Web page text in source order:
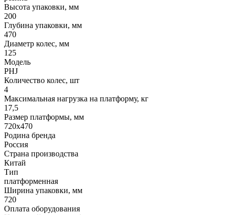
Высота упаковки, мм
200
Глубина упаковки, мм
470
Диаметр колес, мм
125
Модель
PHJ
Количество колес, шт
4
Максимальная нагрузка на платформу, кг
17,5
Размер платформы, мм
720х470
Родина бренда
Россия
Страна производства
Китай
Тип
платформенная
Ширина упаковки, мм
720
Оплата оборудования